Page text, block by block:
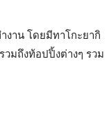
งาน โดยมีทาโกะยากิ
มถึงท้อปปิ้งต่างๆ รวม